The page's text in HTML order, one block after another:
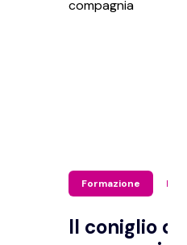
Formazione
Il coniglio da